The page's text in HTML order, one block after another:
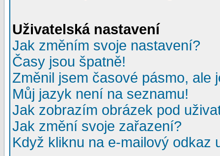
Uživatelská nastavení
Jak změním svoje nastavení?
Časy jsou špatně!
Změnil jsem časové pásmo, ale
Můj jazyk není na seznamu!
Jak zobrazím obrázek pod
Jak změní svoje zařazení?
Když kliknu na e-mailový odkaz